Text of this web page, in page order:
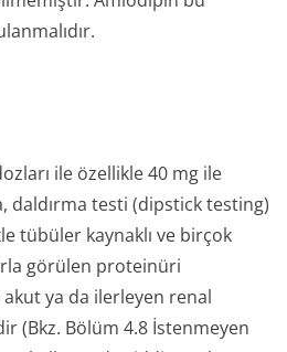
ile özellikle 40 mg ile
daldırma testi (dipstick testing)
tübüler kaynaklı ve birçok
görülen proteinüri
ya da ilerleyen renal
(Bkz. Bölüm 4.8 İstenmeyen